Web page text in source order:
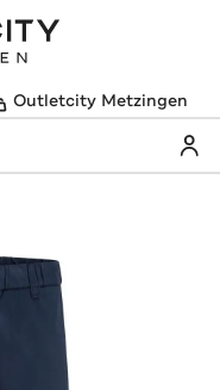
Outletcity Metzingen